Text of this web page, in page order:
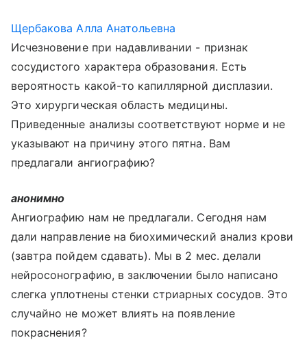
Щербакова Алла Анатольевна
Исчезновение при надавливании - признак
сосудистого характера образования. Есть
вероятность какой-то капиллярной дисплазии.
Это хирургическая область медицины.
Приведенные анализы соответствуют норме и не
указывают на причину этого пятна. Вам
предлагали ангиографию?
анонимно
Ангиографию нам не предлагали. Сегодня нам
дали направление на биохимический анализ крови
(завтра пойдем сдавать). Мы в 2 мес. делали
нейросонографию, в заключении было написано
слегка уплотнены стенки стриарных сосудов. Это
случайно не может влиять на появление
покраснения?